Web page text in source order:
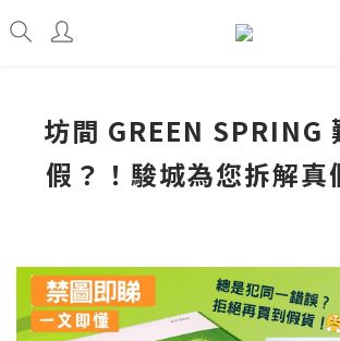
坊間 GREEN SPRING
假？！駿城為您拆解真